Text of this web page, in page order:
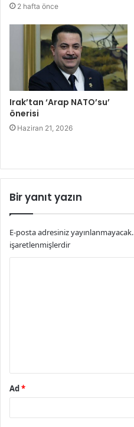
2 hafta önce
Irak’tan ‘Arap NATO’su’
önerisi
Haziran 21, 2026
Bir yanıt yazın
E-posta adresiniz yayınlanmayacak.
işaretlenmişlerdir
Ad *